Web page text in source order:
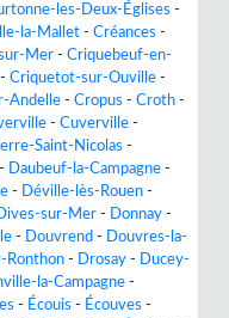
les-Deux-Églises -
la-Mallet - Créances -
Mer - Criquebeuf-en-
- Criquetot-sur-Ouville -
Andelle - Cropus - Croth -
- Cuverville -
Saint-Nicolas -
- Daubeuf-la-Campagne -
- Déville-lès-Rouen -
Dives-sur-Mer - Donnay -
- Douvrend -
Douvres-la-
Ronthon - Drosay -
Ducey-
la-Campagne -
- Écouis - Écouves -